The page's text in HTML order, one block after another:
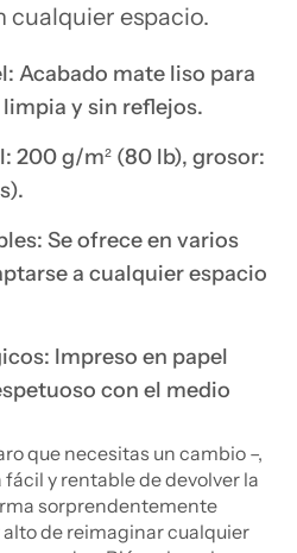
cualquier espacio.
Acabado mate liso para
y sin reflejos.
200 g/m² (80 lb), grosor:
Se ofrece en varios
a cualquier espacio
Impreso en papel
con el medio
que necesitas un cambio –,
y rentable de devolver la
sorprendentemente
de reimaginar cualquier